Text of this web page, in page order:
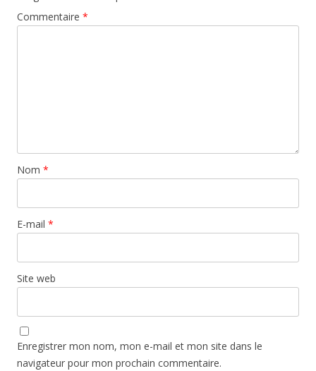
Commentaire *
Nom *
E-mail *
Site web
Enregistrer mon nom, mon e-mail et mon site dans le
navigateur pour mon prochain commentaire.